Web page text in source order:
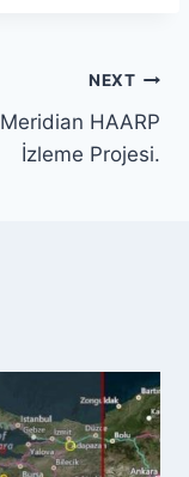
NEXT
Meridian HAARP
İzleme Projesi.